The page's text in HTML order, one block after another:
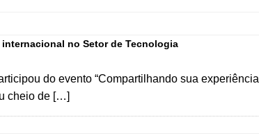
no Setor de Tecnologia
do evento “Compartilhando sua experiência
cheio de […]